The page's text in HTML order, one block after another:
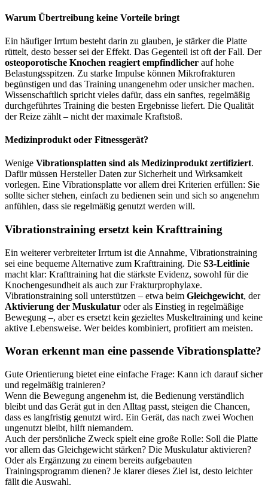
Warum Übertreibung keine Vorteile bringt
Ein häufiger Irrtum besteht darin zu glauben, je stärker die Platte
rüttelt, desto besser sei der Effekt. Das Gegenteil ist oft der Fall. Der
osteoporotische Knochen reagiert empfindlicher auf hohe
Belastungsspitzen. Zu starke Impulse können Mikrofrakturen
begünstigen und das Training unangenehm oder unsicher machen.
Wissenschaftlich spricht vieles dafür, dass ein sanftes, regelmäßig
durchgeführtes Training die besten Ergebnisse liefert. Die Qualität
der Reize zählt – nicht der maximale Kraftstoß.
Medizinprodukt oder Fitnessgerät?
Wenige Vibrationsplatten sind als Medizinprodukt zertifiziert.
Dafür müssen Hersteller Daten zur Sicherheit und Wirksamkeit
vorlegen. Eine Vibrationsplatte vor allem drei Kriterien erfüllen: Sie
sollte sicher stehen, einfach zu bedienen sein und sich so angenehm
anfühlen, dass sie regelmäßig genutzt werden will.
Vibrationstraining ersetzt kein Krafttraining
Ein weiterer verbreiteter Irrtum ist die Annahme, Vibrationstraining
sei eine bequeme Alternative zum Krafttraining. Die S3-Leitlinie
macht klar: Krafttraining hat die stärkste Evidenz, sowohl für die
Knochengesundheit als auch zur Frakturprophylaxe.
Vibrationstraining soll unterstützen – etwa beim Gleichgewicht, der
Aktivierung der Muskulatur oder als Einstieg in regelmäßige
Bewegung –, aber es ersetzt kein gezieltes Muskeltraining und keine
aktive Lebensweise. Wer beides kombiniert, profitiert am meisten.
Woran erkennt man eine passende Vibrationsplatte?
Gute Orientierung bietet eine einfache Frage: Kann ich darauf sicher
und regelmäßig trainieren?
Wenn die Bewegung angenehm ist, die Bedienung verständlich
bleibt und das Gerät gut in den Alltag passt, steigen die Chancen,
dass es langfristig genutzt wird. Ein Gerät, das nach zwei Wochen
ungenutzt bleibt, hilft niemandem.
Auch der persönliche Zweck spielt eine große Rolle: Soll die Platte
vor allem das Gleichgewicht stärken? Die Muskulatur aktivieren?
Oder als Ergänzung zu einem bereits aufgebauten
Trainingsprogramm dienen? Je klarer dieses Ziel ist, desto leichter
fällt die Auswahl.